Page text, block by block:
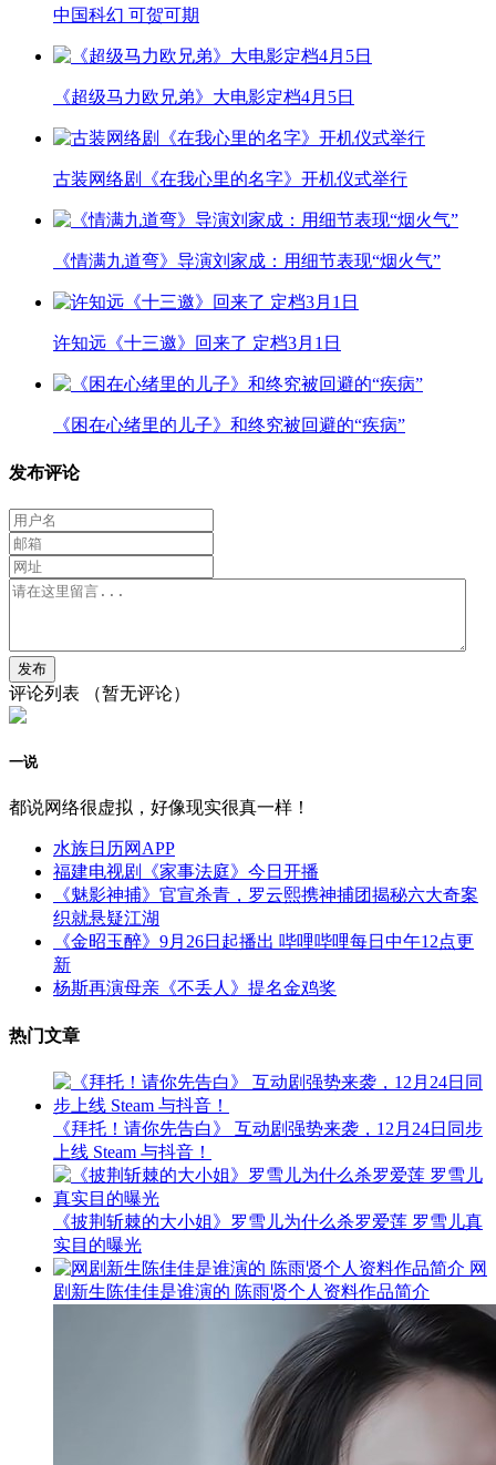
中国科幻 可贺可期
《超级马力欧兄弟》大电影定档4月5日
古装网络剧《在我心里的名字》开机仪式举行
《情满九道弯》导演刘家成：用细节表现“烟火气”
许知远《十三邀》回来了 定档3月1日
《困在心绪里的儿子》和终究被回避的“疾病”
发布评论
评论列表 （暂无评论）
一说
都说网络很虚拟，好像现实很真一样！
水族日历网APP
福建电视剧《家事法庭》今日开播
《魅影神捕》官宣杀青，罗云熙携神捕团揭秘六大奇案
织就悬疑江湖
《金昭玉醉》9月26日起播出 哔哩哔哩每日中午12点更
新
杨斯再演母亲《不丢人》提名金鸡奖
热门文章
《拜托！请你先告白》 互动剧强势来袭，12月24日同步
上线 Steam 与抖音！
《披荆斩棘的大小姐》罗雪儿为什么杀罗爱莲 罗雪儿真
实目的曝光
网
剧新生陈佳佳是谁演的 陈雨贤个人资料作品简介